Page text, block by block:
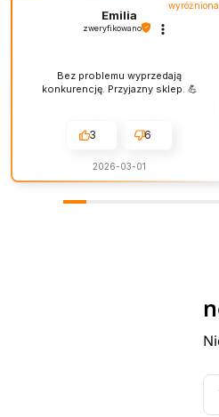
wyróżniona
Emilia
zweryfikowano
Bez problemu wyprzedają
konkurencję. Przyjazny sklep. 💪
3 6
2026-03-01